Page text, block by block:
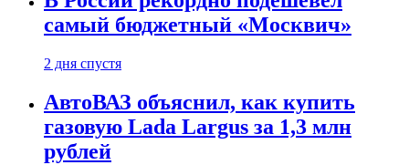
самый бюджетный «Москвич»
2 дня спустя
АвтоВАЗ объяснил, как купить
газовую Lada Largus за 1,3 млн
рублей